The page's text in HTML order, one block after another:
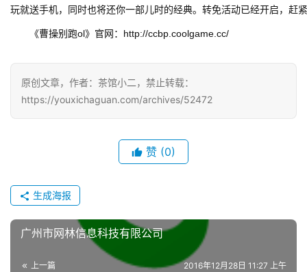
2
十
三
届
月
玩就送手机，同时也将还你一部儿时的经典。转免活动已经开启，赶
《曹操别跑ol》官网：http://ccbp.coolgame.cc/
原创文章，作者：茶馆小二，禁止转载：
https://youxichaguan.com/archives/52472
赞 (0)
生成海报
广州市网林信息科技有限公司
上一篇 2016年12月28日 11:27 上午